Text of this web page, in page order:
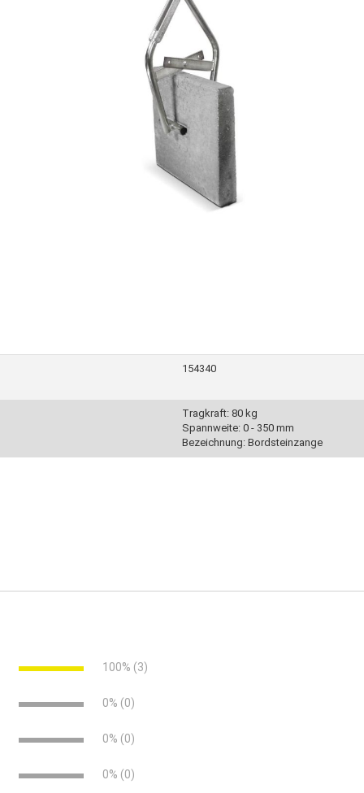
154340
Tragkraft: 80 kg
Spannweite: 0 - 350 mm
Bezeichnung: Bordsteinzange
100% (3)
0% (0)
0% (0)
0% (0)